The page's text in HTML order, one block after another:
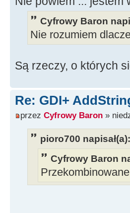
Cyfrowy Baron
Nie rozumiem
Są rzeczy, o których
Re: GDI+
przez Cyfrowy Baron »
pioro700 napisał(a):
Cyfrowy Baron